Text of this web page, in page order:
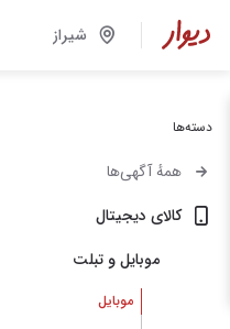
شیراز
دسته‌ها
همهٔ آگهی‌ها
کالای دیجیتال
موبایل و تبلت
موبایل